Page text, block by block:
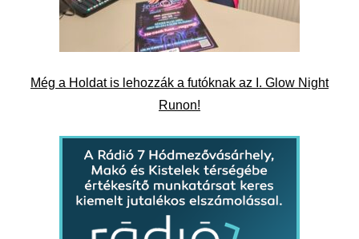
Még a Holdat is lehozzák a futóknak az I. Glow Night
Runon!